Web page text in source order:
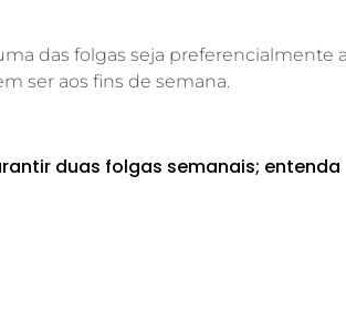
das folgas seja preferencialmente
ser aos fins de semana.
duas folgas semanais; entenda